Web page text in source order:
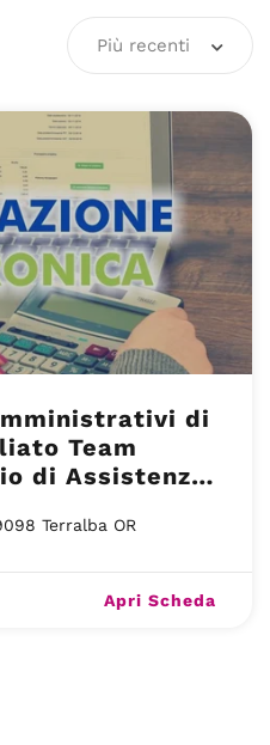
Più recenti
di
di Assistenza
Terralba OR
Apri Scheda